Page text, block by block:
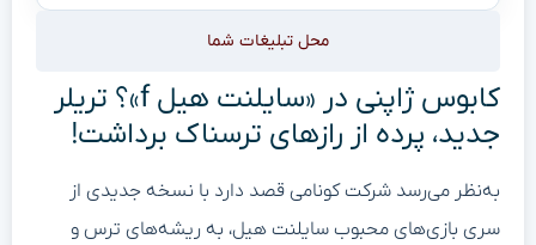
محل تبلیغات شما
کابوس ژاپنی در «سایلنت هیل f»؟ تریلر
جدید، پرده از رازهای ترسناک برداشت!
به‌نظر می‌رسد شرکت کونامی قصد دارد با نسخه جدیدی از
سری بازی‌های محبوب سایلنت هیل، به ریشه‌های ترس و